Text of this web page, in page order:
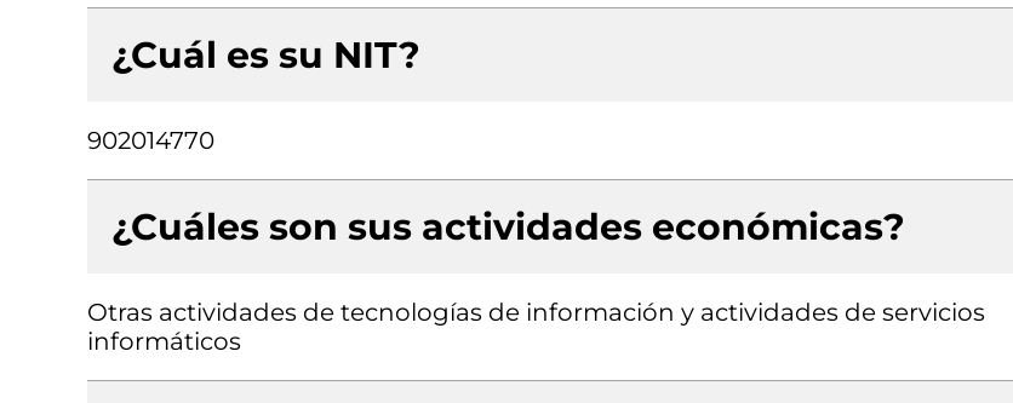
¿Cuál es su NIT?
902014770
¿Cuáles son sus actividades económicas?
Otras actividades de tecnologías de información y actividades de servicios
informáticos